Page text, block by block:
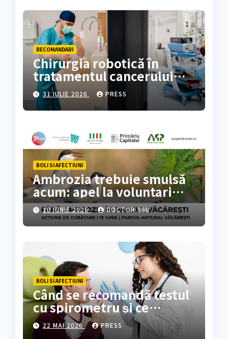
RECOMANDARI
Chirurgia robotică în
tratamentul cancerului
colorectal
31 IULIE 2026 PRESS
BOLI SI AFECTIUNI
Ambrozia trebuie smulsă
acum: apel la voluntari
pentru acțiune de curățare
în Parcul Natural
Văcărești
10 IUNIE 2026 DOCTOR 360
BOLI SI AFECTIUNI
Când se recomandă testul
cu spirometru și ce
rezultate oferă?
22 MAI 2026 PRESS